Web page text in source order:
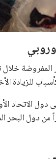
للزيادة
دول الاتحاد
من دول البحر